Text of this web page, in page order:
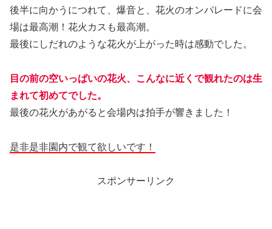
後半に向かうにつれて、爆音と、花火のオンパレードに会
場は最高潮！花火カスも最高潮。
最後にしだれのような花火が上がった時は感動でした。
目の前の空いっぱいの花火、こんなに近くで観れたのは生
まれて初めてでした。
最後の花火があがると会場内は拍手が響きました！
是非是非園内で観て欲しいです！
スポンサーリンク